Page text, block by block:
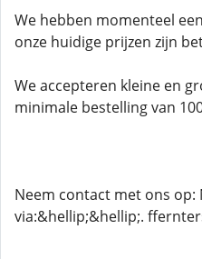
We hebben momenteel
onze huidige prijzen zijn
We accepteren kleine en
minimale bestelling van
Neem contact met ons
via:&hellip;&hellip;.